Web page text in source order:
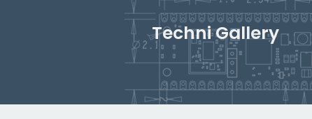
Techni Gallery